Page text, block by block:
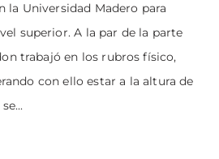
la Universidad Madero para
superior. A la par de la parte
trabajó en los rubros físico,
con ello estar a la altura de